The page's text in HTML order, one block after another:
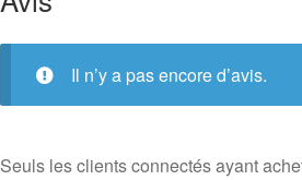
Il n’y a pas encore d’avis.
Seuls les clients connectés ayant